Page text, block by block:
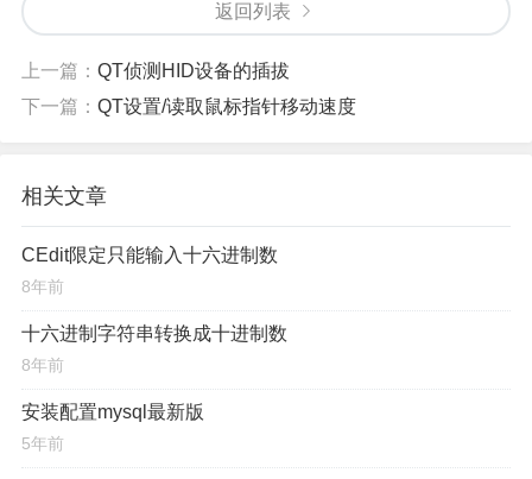
返回列表
上一篇： QT侦测HID设备的插拔
下一篇： QT设置/读取鼠标指针移动速度
相关文章
CEdit限定只能输入十六进制数
8年前
十六进制字符串转换成十进制数
8年前
安装配置mysql最新版
5年前